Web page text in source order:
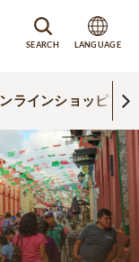
SEARCH LANGUAGE
ラインショッピング